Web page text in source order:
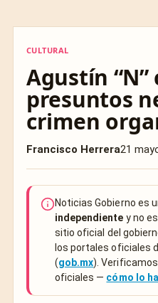
CULTURAL
Agustín “N”
presuntos
crimen
Francisco Herrera21
Noticias Gobierno es
independiente y no
sitio oficial del
los portales oficiales
(gob.mx).
oficiales — cómo lo